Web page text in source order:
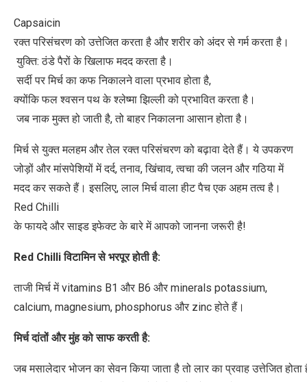
Capsaicin
रक्त परिसंचरण को उत्तेजित करता है और शरीर को अंदर से गर्म करता है।
युक्ति: ठंडे पैरों के खिलाफ मदद करता है।
सर्दी पर मिर्च का कफ निकालने वाला प्रभाव होता है,
क्योंकि फल श्वसन पथ के श्लेष्मा झिल्ली को प्रभावित करता है।
जब नाक मुक्त हो जाती है, तो बाहर निकालना आसान होता है।
मिर्च से युक्त मलहम और तेल रक्त परिसंचरण को बढ़ावा देते हैं। ये उपकरण
जोड़ों और मांसपेशियों में दर्द, तनाव, खिंचाव, त्वचा की जलन और गठिया में
मदद कर सकते हैं। इसलिए, लाल मिर्च वाला हीट पैच एक अहम तत्व है।
Red Chilli
के फायदे और साइड इफेक्ट के बारे में आपको जानना जरूरी है!
Red Chilliविटामिन से भरपूर होती है:
ताजी मिर्च में vitamins B1 और B6 और minerals potassium,
calcium, magnesium, phosphorus और zinc होते हैं।
मिर्च दांतों और मुंह को साफ करती है:
जब मसालेदार भोजन का सेवन किया जाता है तो लार का प्रवाह उत्तेजित